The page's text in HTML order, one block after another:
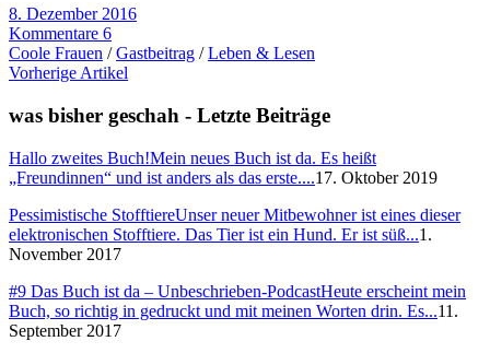
8. Dezember 2016
Kommentare 6
Coole Frauen /Gastbeitrag /Leben & Lesen
Vorherige Artikel
was bisher geschah - Letzte Beiträge
Hallo zweites Buch!Mein neues Buch ist da. Es heißt
„Freundinnen“ und ist anders als das erste....17. Oktober 2019
Pessimistische StofftiereUnser neuer Mitbewohner ist eines dieser
elektronischen Stofftiere. Das Tier ist ein Hund. Er ist süß...1.
November 2017
#9 Das Buch ist da – Unbeschrieben-PodcastHeute erscheint mein
Buch, so richtig in gedruckt und mit meinen Worten drin. Es...11.
September 2017